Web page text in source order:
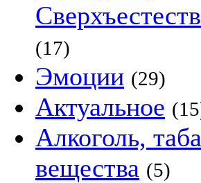
(17)
Эмоции (29)
Актуальное
Алкоголь,
вещества (5)